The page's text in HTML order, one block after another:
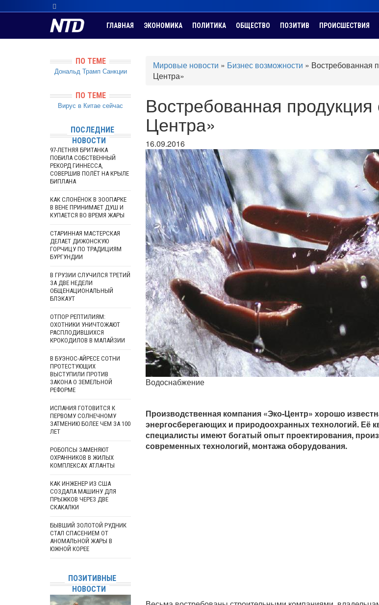
ГЛАВНАЯ ЭКОНОМИКА ПОЛИТИКА ОБЩЕСТВО ПОЗИТИВ ПРОИСШЕСТВИЯ
Мировые новости » Бизнес возможности » Востребованная
Центра»
Востребованная продукция
Центра»
16.09.2016
Водоснабжение
Производственная компания «Эко-Центр» хорошо
энергосберегающих и природоохранных технологий. Её
специалисты имеют богатый опыт проектирования,
современных технологий, монтажа оборудования.
ПО ТЕМЕ
Дональд Трамп Санкции
ПО ТЕМЕ
Вирус в Китае сейчас
ПОСЛЕДНИЕ
НОВОСТИ
97-ЛЕТНЯЯ БРИТАНКА
ПОБИЛА СОБСТВЕННЫЙ
РЕКОРД ГИННЕССА,
СОВЕРШИВ ПОЛЁТ НА КРЫЛЕ
БИПЛАНА
КАК СЛОНЁНОК В ЗООПАРКЕ
В ВЕНЕ ПРИНИМАЕТ ДУШ И
КУПАЕТСЯ ВО ВРЕМЯ ЖАРЫ
СТАРИННАЯ МАСТЕРСКАЯ
ДЕЛАЕТ ДИЖОНСКУЮ
ГОРЧИЦУ ПО ТРАДИЦИЯМ
БУРГУНДИИ
В ГРУЗИИ СЛУЧИЛСЯ ТРЕТИЙ
ЗА ДВЕ НЕДЕЛИ
ОБЩЕНАЦИОНАЛЬНЫЙ
БЛЭКАУТ
ОТПОР РЕПТИЛИЯМ:
ОХОТНИКИ УНИЧТОЖАЮТ
РАСПЛОДИВШИХСЯ
КРОКОДИЛОВ В МАЛАЙЗИИ
В БУЭНОС-АЙРЕСЕ СОТНИ
ПРОТЕСТУЮЩИХ
ВЫСТУПИЛИ ПРОТИВ
ЗАКОНА О ЗЕМЕЛЬНОЙ
РЕФОРМЕ
ИСПАНИЯ ГОТОВИТСЯ К
ПЕРВОМУ СОЛНЕЧНОМУ
ЗАТМЕНИЮ БОЛЕЕ ЧЕМ ЗА 100
ЛЕТ
РОБОПСЫ ЗАМЕНЯЮТ
ОХРАННИКОВ В ЖИЛЫХ
КОМПЛЕКСАХ АТЛАНТЫ
КАК ИНЖЕНЕР ИЗ США
СОЗДАЛА МАШИНУ ДЛЯ
ПРЫЖКОВ ЧЕРЕЗ ДВЕ
СКАКАЛКИ
БЫВШИЙ ЗОЛОТОЙ РУДНИК
СТАЛ СПАСЕНИЕМ ОТ
АНОМАЛЬНОЙ ЖАРЫ В
ЮЖНОЙ КОРЕЕ
ПОЗИТИВНЫЕ
НОВОСТИ